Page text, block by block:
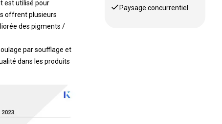
est utilisé pour
offrent plusieurs
des pigments /
par soufflage et
dans les produits
Paysage concurrentiel